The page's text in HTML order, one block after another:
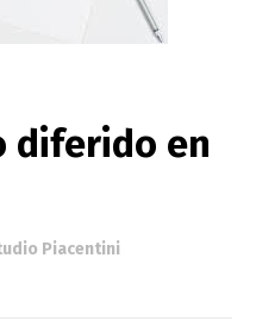
diferido en
Piacentini